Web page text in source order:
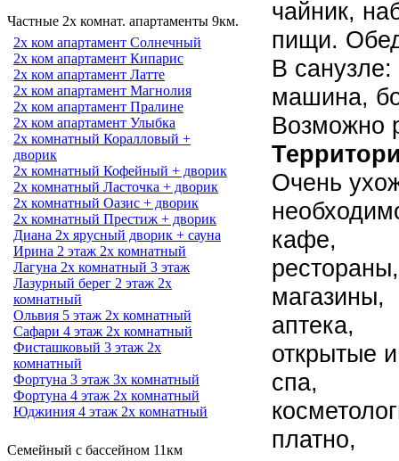
Частные 2х комнат. апартаменты 9км.
2х ком апартамент Солнечный
2х ком апартамент Кипарис
2х ком апартамент Латте
2х ком апартамент Магнолия
2х ком апартамент Пралине
2х ком апартамент Улыбка
2х комнатный Коралловый +
дворик
2х комнатный Кофейный + дворик
2х комнатный Ласточка + дворик
2х комнатный Оазис + дворик
2х комнатный Престиж + дворик
Диана 2х ярусный дворик + сауна
Ирина 2 этаж 2х комнатный
Лагуна 2х комнатный 3 этаж
Лазурный берег 2 этаж 2х
комнатный
Ольвия 5 этаж 2х комнатный
Сафари 4 этаж 2х комнатный
Фисташковый 3 этаж 2х
комнатный
Фортуна 3 этаж 3х комнатный
Фортуна 4 этаж 2х комнатный
Юджиния 4 этаж 2х комнатный
Семейный с бассейном 11км
чайник,
пищи.
В
машина,
Возможно
Очень
кафе,
рестораны,
магазины,
аптека,
открытые
спа,
платно,